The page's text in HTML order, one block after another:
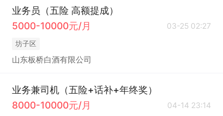
业务员（五险 高额提成）
5000-10000元/月
03-25 02:27
坊子区
山东板桥白酒有限公司
业务兼司机（五险+话补+年终奖）
8000-10000元/月
04-14 23:14